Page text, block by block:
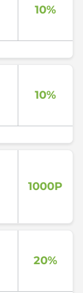
10%
10%
1000Р
20%